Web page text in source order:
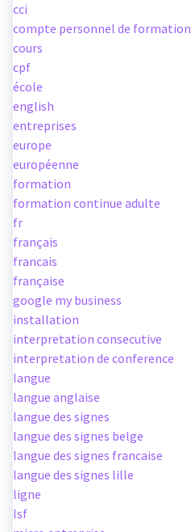
cci
compte personnel de formation
cours
cpf
école
english
entreprises
europe
européenne
formation
formation continue adulte
fr
français
francais
française
google my business
installation
interpretation consecutive
interpretation de conference
langue
langue anglaise
langue des signes
langue des signes belge
langue des signes francaise
langue des signes lille
ligne
lsf